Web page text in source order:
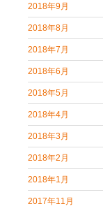
2018年9月
2018年8月
2018年7月
2018年6月
2018年5月
2018年4月
2018年3月
2018年2月
2018年1月
2017年11月